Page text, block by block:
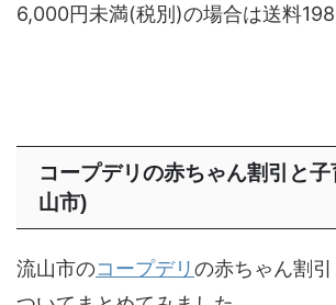
6,000円未満(税別)の場合は送料198
コープデリの赤ちゃん割引と
山市)
流山市のコープデリの赤ちゃん割